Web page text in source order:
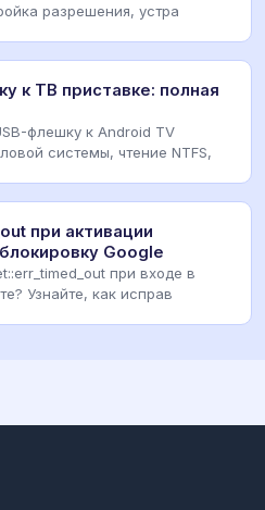
разрешения, устра
к ТВ приставке: полная
флешку к Android TV
системы, чтение NTFS,
при активации
Google
при входе в
Узнайте, как исправ